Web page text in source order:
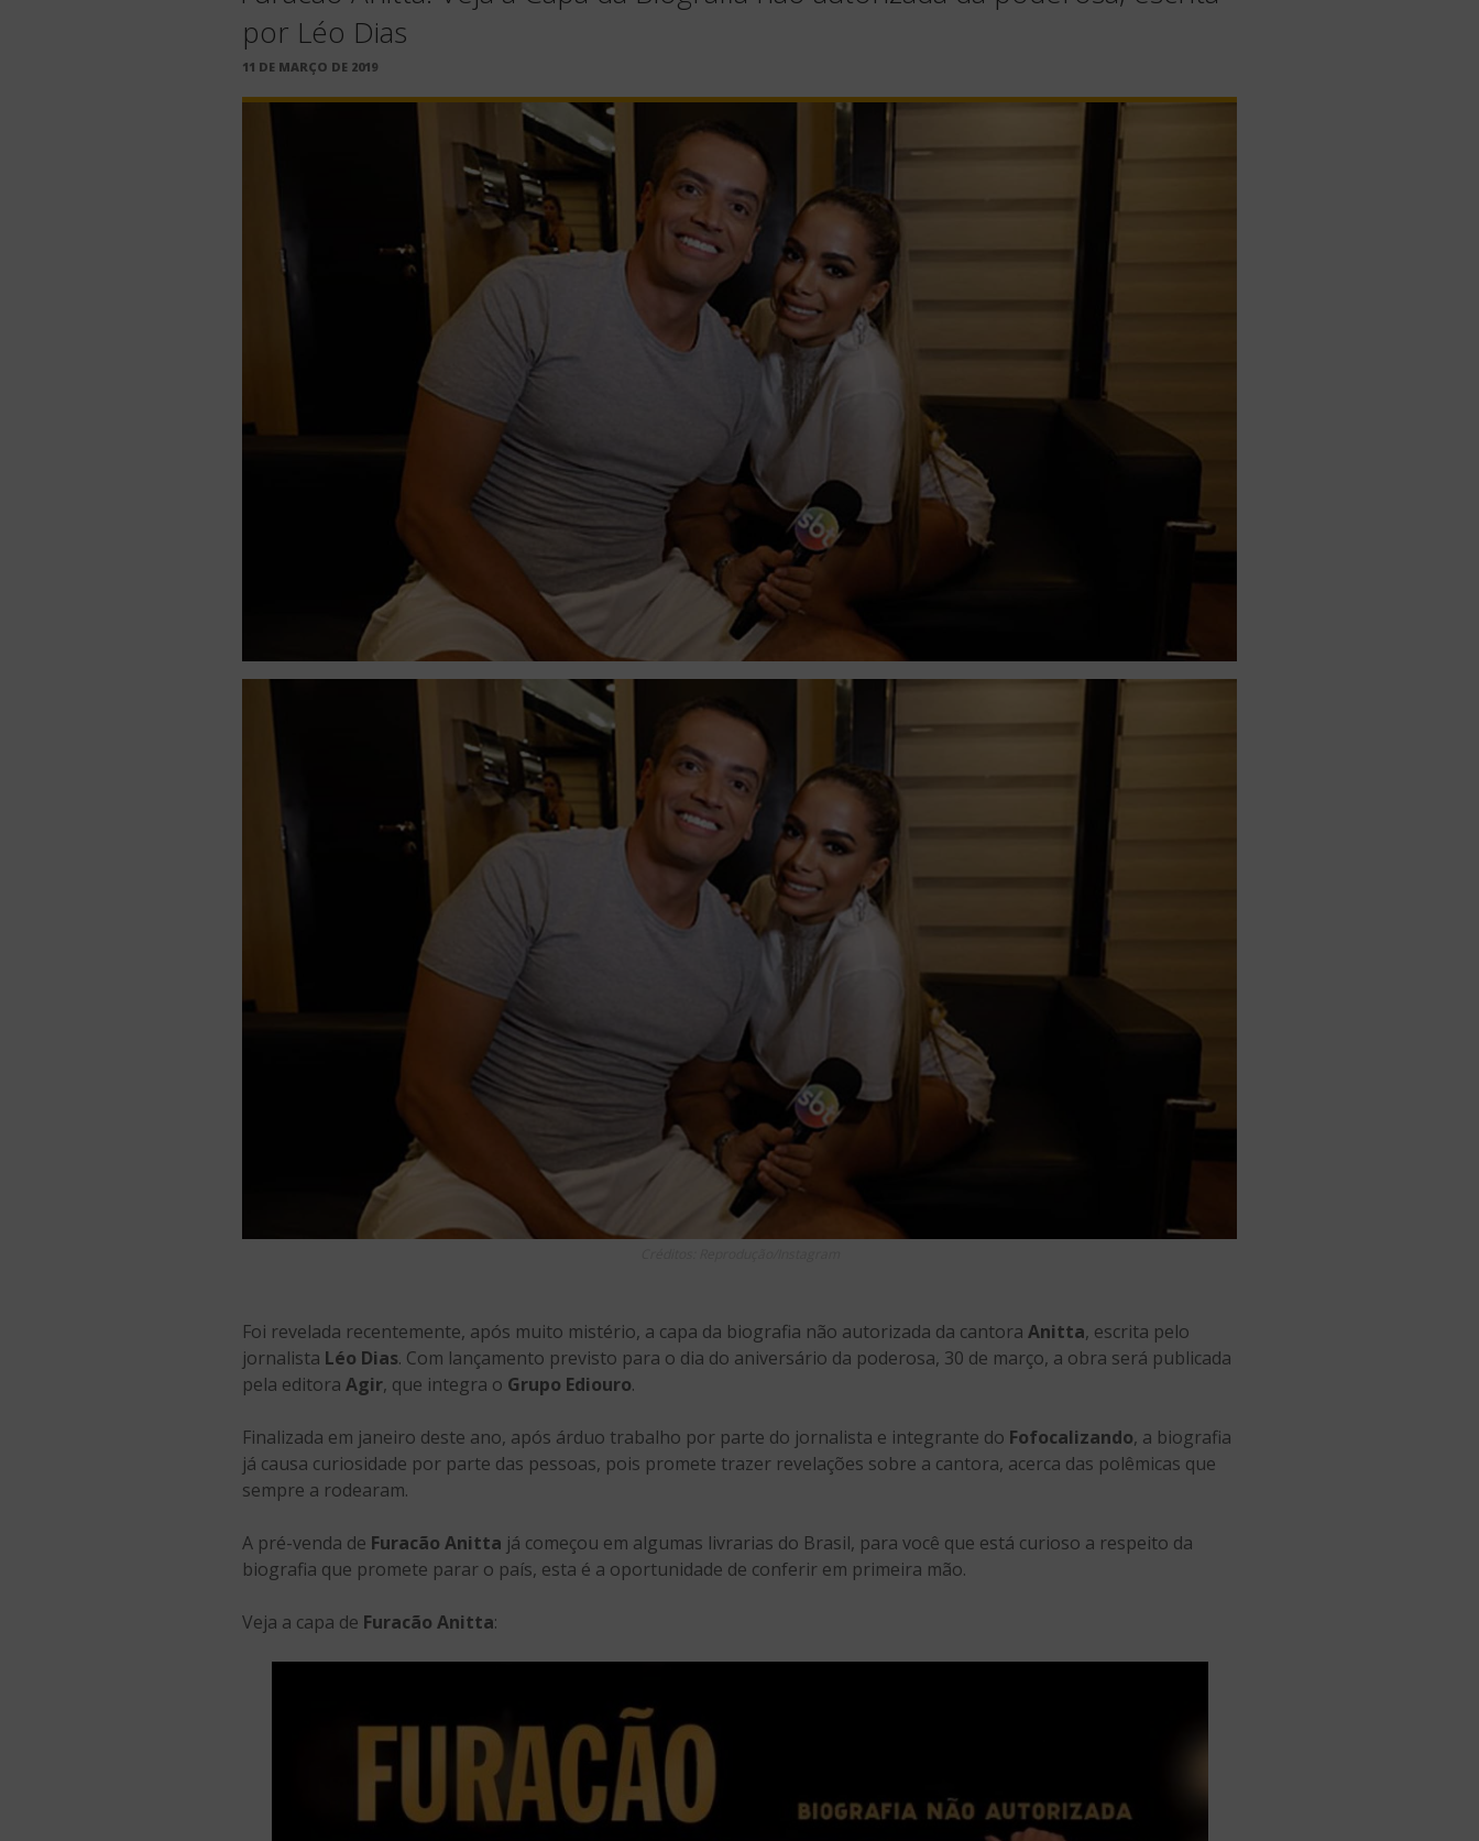
por Léo Dias
PUBLICADO
11 DE MARÇO DE 2019
Foi revelada recentemente, após muito mistério, a capa da biografia não autorizada da cantora Anitta, escrita pelo
jornalista Léo Dias. Com lançamento previsto para o dia do aniversário da poderosa, 30 de março, a obra será publicada
pela editora Agir, que integra o Grupo Ediouro.
Finalizada em janeiro deste ano, após árduo trabalho por parte do jornalista e integrante do Fofocalizando, a biografia
já causa curiosidade por parte das pessoas, pois promete trazer revelações sobre a cantora, acerca das polêmicas que
sempre a rodearam.
A pré-venda de Furacão Anitta já começou em algumas livrarias do Brasil, para você que está curioso a respeito da
biografia que promete parar o país, esta é a oportunidade de conferir em primeira mão.
Veja a capa de Furacão Anitta: